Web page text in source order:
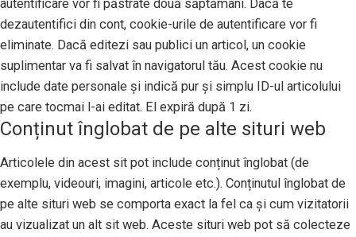
autentificare vor fi păstrate două săptămâni. Dacă te
dezautentifici din cont, cookie-urile de autentificare vor fi
eliminate. Dacă editezi sau publici un articol, un cookie
suplimentar va fi salvat în navigatorul tău. Acest cookie nu
include date personale și indică pur și simplu ID-ul articolului
pe care tocmai l-ai editat. El expiră după 1 zi.
Conținut înglobat de pe alte situri web
Articolele din acest sit pot include conținut înglobat (de
exemplu, videouri, imagini, articole etc.). Conținutul înglobat de
pe alte situri web se comporta exact la fel ca și cum vizitatorii
au vizualizat un alt sit web. Aceste situri web pot să colecteze